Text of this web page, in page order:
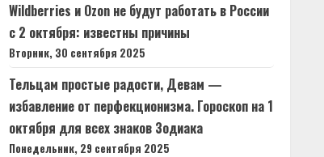
Wildberries и Ozon не будут работать в России
с 2 октября: известны причины
Вторник, 30 сентября 2025
Тельцам простые радости, Девам —
избавление от перфекционизма. Гороскоп на 1
октября для всех знаков Зодиака
Понедельник, 29 сентября 2025